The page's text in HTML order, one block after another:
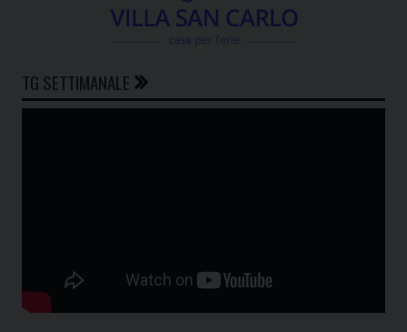
TG SETTIMANALE